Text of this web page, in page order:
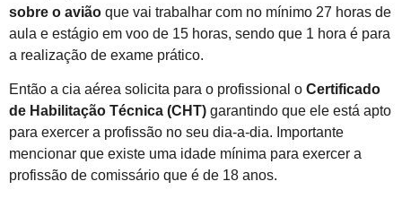
sobre o avião que vai trabalhar com no mínimo 27 horas de
aula e estágio em voo de 15 horas, sendo que 1 hora é para
a realização de exame prático.
Então a cia aérea solicita para o profissional o Certificado
de Habilitação Técnica (CHT) garantindo que ele está apto
para exercer a profissão no seu dia-a-dia. Importante
mencionar que existe uma idade mínima para exercer a
profissão de comissário que é de 18 anos.